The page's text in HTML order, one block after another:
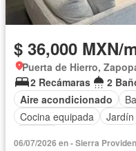
$ 36,000 MXN/
Puerta de Hierro,
2 Recámaras
2
Aire acondicionado
Cocina equipada
Jardín
06/07/2026 en - Sierra